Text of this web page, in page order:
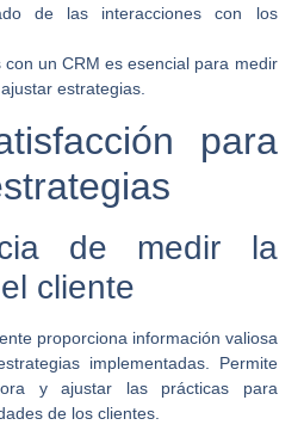
de las interacciones con los
un CRM es esencial para medir
estrategias.
para
de medir la
cliente
proporciona información valiosa
implementadas. Permite
y ajustar las prácticas para
de los clientes.